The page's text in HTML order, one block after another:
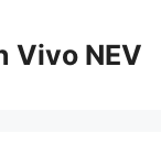
Vivo NEV